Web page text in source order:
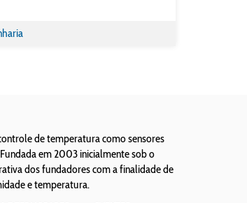
de temperatura como sensores
em 2003 inicialmente sob o
dos fundadores com a finalidade de
e temperatura.